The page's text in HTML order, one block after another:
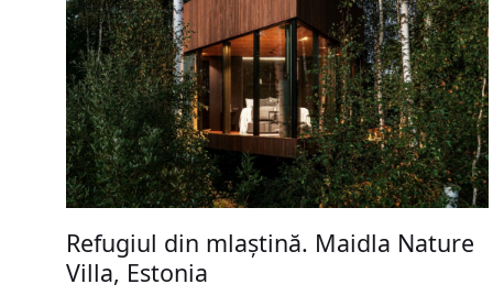
Refugiul din mlaştină. Maidla Nature
Villa, Estonia